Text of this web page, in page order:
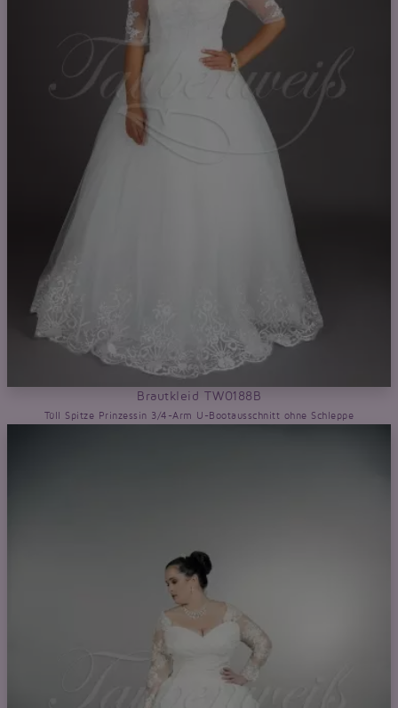
Brautkleid TW0188B
Tüll Spitze Prinzessin 3/4-Arm U-Bootausschnitt ohne Schleppe